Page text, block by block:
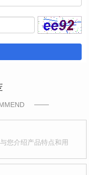
您介绍产品特点和用